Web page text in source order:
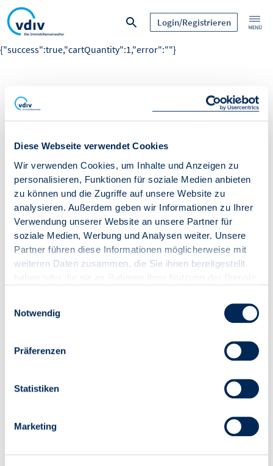
Diese Webseite verwendet Cookies
Wir verwenden Cookies, um Inhalte und Anzeigen zu
personalisieren, Funktionen für soziale Medien anbieten
zu können und die Zugriffe auf unsere Website zu
analysieren. Außerdem geben wir Informationen zu Ihrer
Verwendung unserer Website an unsere Partner für
soziale Medien, Werbung und Analysen weiter. Unsere
Partner führen diese Informationen möglicherweise mit
weiteren Daten zusammen, die Sie ihnen bereitgestellt
Notwendig
Präferenzen
Statistiken
Marketing
Login/Registrieren
{"success":true,"cartQuantity":1,"error":""}